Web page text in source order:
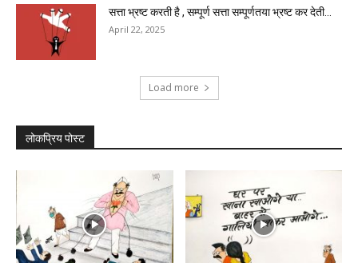
सत्ता भ्रष्ट करती है , सम्पूर्ण सत्ता सम्पूर्णतया भ्रष्ट कर देती...
April 22, 2025
Load more
लोकप्रिय पोस्ट